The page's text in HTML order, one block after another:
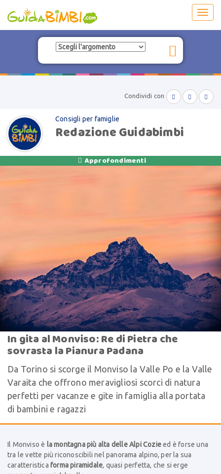
Condividi con   
Consigli per famiglie
Redazione Guidabimbi
 Approfondimenti
In gita al Monviso: Re di Pietra che
sovrasta la Pianura Padana
Da Torino si scorge il Monviso la Valle Po e la Valle
Varaita che offrono meravigliosi scorci di natura
perfetti per vacanze e gite in famiglia alla portata
di bambini e ragazzi
Il Monviso è la montagna più alta delle Alpi Cozieed è forse una
tra le vette più riconoscibili nel panorama alpino, per la sua
caratteristica forma piramidale, quasi perfetta, che si erge